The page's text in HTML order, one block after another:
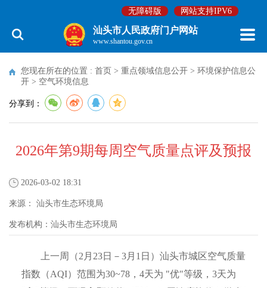
无障碍版 网站支持IPV6
汕头市人民政府门户网站
www.shantou.gov.cn
您现在所在的位置 : 首页 > 重点领域信息公开 > 环境保护信息公
开 > 空气环境信息
分享到：
2026年第9期每周空气质量点评及预报
2026-03-02 18:31
来源： 汕头市生态环境局
发布机构： 汕头市生态环境局
上一周（2月23日－3月1日）汕头市城区空气质量
指数（AQI）范围为30~78，4天为 "优"等级，3天为